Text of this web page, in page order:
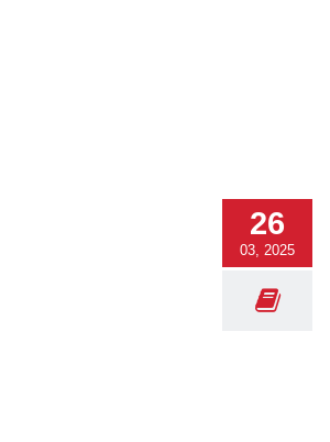
26
03, 2025